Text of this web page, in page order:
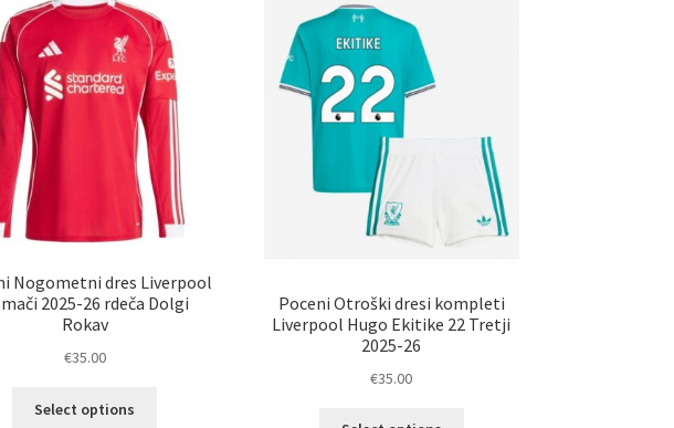
Možnosti
lahko
izberete
na
strani
izdelka
Nogometni dres Liverpool
2025-26 rdeča Dolgi
Rokav
€35.00
Select options
Poceni Otroški dresi kompleti
Liverpool Hugo Ekitike 22 Tretji
2025-26
€35.00